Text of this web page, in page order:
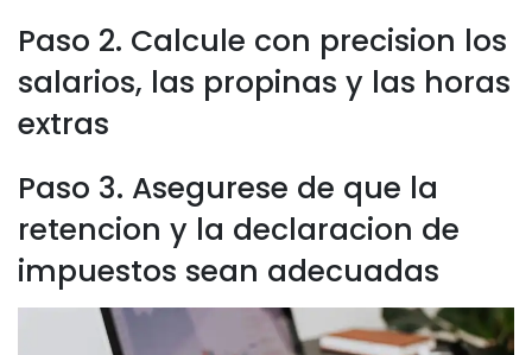
Paso 2. Calcule con precision los
salarios, las propinas y las horas
extras
Paso 3. Asegurese de que la
retencion y la declaracion de
impuestos sean adecuadas